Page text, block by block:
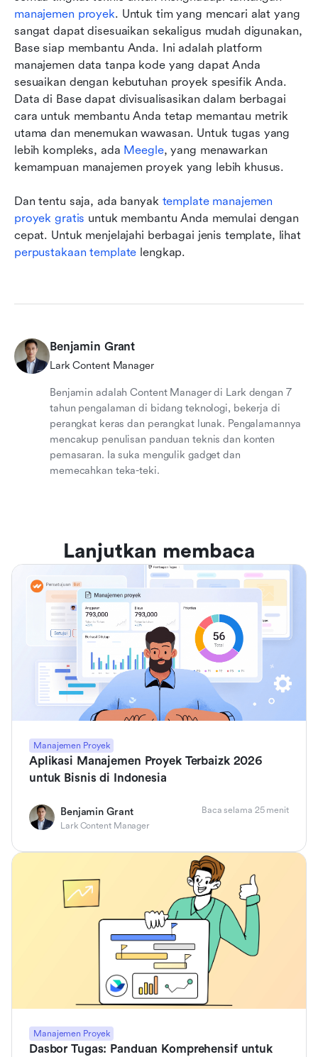
manajemen proyek. Untuk tim yang mencari alat yang
sangat dapat disesuaikan sekaligus mudah digunakan,
Base siap membantu Anda. Ini adalah platform
manajemen data tanpa kode yang dapat Anda
sesuaikan dengan kebutuhan proyek spesifik Anda.
Data di Base dapat divisualisasikan dalam berbagai
cara untuk membantu Anda tetap memantau metrik
utama dan menemukan wawasan. Untuk tugas yang
lebih kompleks, ada Meegle, yang menawarkan
kemampuan manajemen proyek yang lebih khusus.
Dan tentu saja, ada banyak template manajemen
proyek gratis untuk membantu Anda memulai dengan
cepat. Untuk menjelajahi berbagai jenis template, lihat
perpustakaan template lengkap.
Benjamin Grant
Lark Content Manager
Benjamin adalah Content Manager di Lark dengan 7
tahun pengalaman di bidang teknologi, bekerja di
perangkat keras dan perangkat lunak. Pengalamannya
mencakup penulisan panduan teknis dan konten
pemasaran. Ia suka mengulik gadget dan
memecahkan teka-teki.
Lanjutkan membaca
Manajemen Proyek
Aplikasi Manajemen Proyek Terbaizk 2026
untuk Bisnis di Indonesia
Benjamin Grant
Lark Content Manager
Baca selama 25 menit
Manajemen Proyek
Dasbor Tugas: Panduan Komprehensif untuk